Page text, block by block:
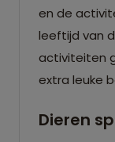
en de
leeftijd van
activiteiten
extra leuke
Dieren